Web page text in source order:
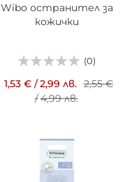
Wibo остранител за
кожички
(0)
1,53 €/2,99 лв. 2,55 €
/4,99 лв.